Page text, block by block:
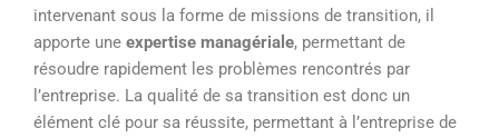
intervenant sous la forme de missions de transition, il
apporte une expertise managériale, permettant de
résoudre rapidement les problèmes rencontrés par
l’entreprise. La qualité de sa transition est donc un
élément clé pour sa réussite, permettant à l’entreprise de